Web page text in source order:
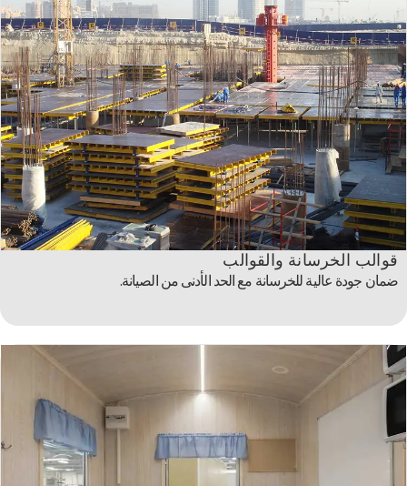
قوالب الخرسانة والقوالب
ضمان جودة عالية للخرسانة مع الحد الأدنى من الصيانة.